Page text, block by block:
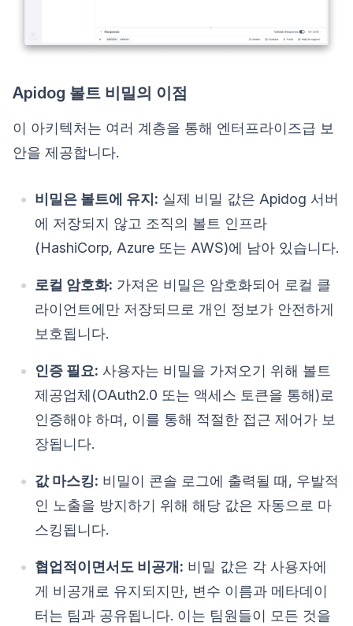
Apidog 볼트 비밀의 이점
이 아키텍처는 여러 계층을 통해 엔터프라이즈급 보
안을 제공합니다.
비밀은 볼트에 유지: 실제 비밀 값은 Apidog 서버
에 저장되지 않고 조직의 볼트 인프라
(HashiCorp, Azure 또는 AWS)에 남아 있습니다.
로컬 암호화: 가져온 비밀은 암호화되어 로컬 클
라이언트에만 저장되므로 개인 정보가 안전하게
보호됩니다.
인증 필요: 사용자는 비밀을 가져오기 위해 볼트
제공업체(OAuth2.0 또는 액세스 토큰을 통해)로
인증해야 하며, 이를 통해 적절한 접근 제어가 보
장됩니다.
값 마스킹: 비밀이 콘솔 로그에 출력될 때, 우발적
인 노출을 방지하기 위해 해당 값은 자동으로 마
스킹됩니다.
협업적이면서도 비공개: 비밀 값은 각 사용자에
게 비공개로 유지되지만, 변수 이름과 메타데이
터는 팀과 공유됩니다. 이는 팀원들이 모든 것을